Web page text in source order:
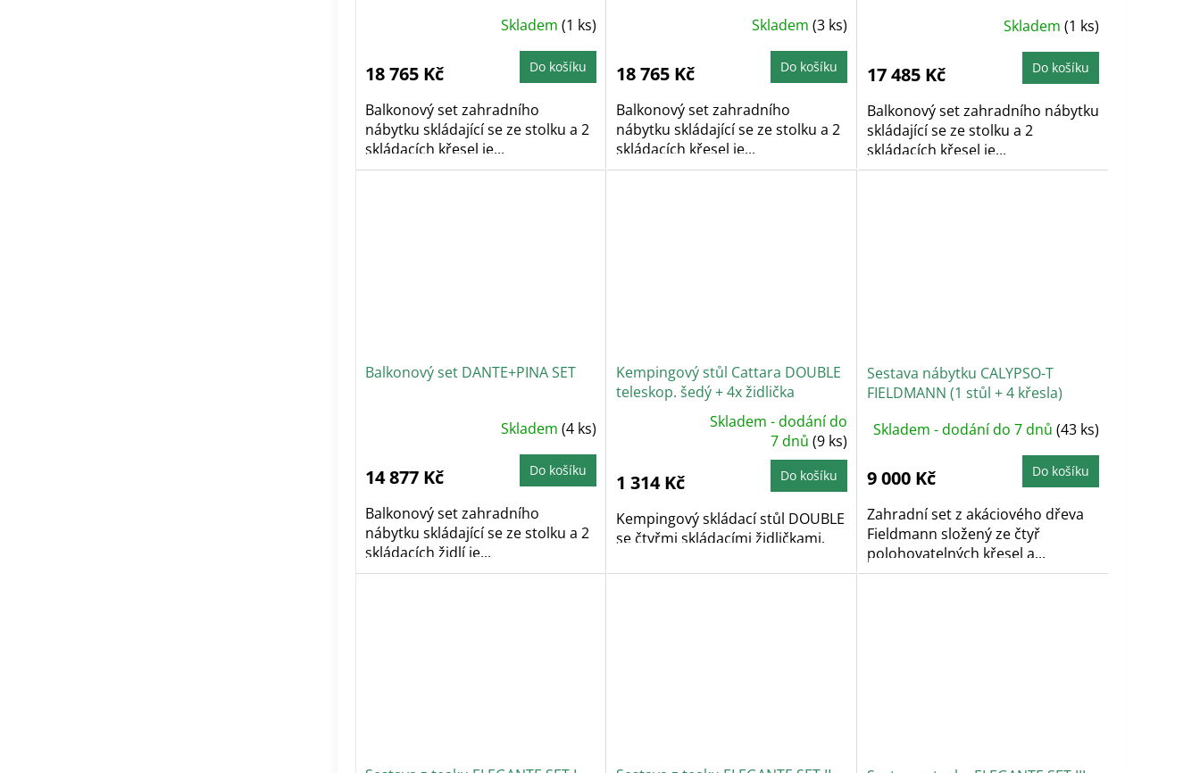
Skladem (1 ks)
18 765 Kč Do košíku
Balkonový set zahradního
nábytku skládající se ze stolku a 2
skládacích křesel je...
Skladem (3 ks)
18 765 Kč Do košíku
Balkonový set zahradního
nábytku skládající se ze stolku a 2
skládacích křesel je...
Skladem (1 ks)
17 485 Kč Do košíku
Balkonový set zahradního nábytku
skládající se ze stolku a 2
skládacích křesel je...
Balkonový set DANTE+PINA SET
Skladem (4 ks)
14 877 Kč Do košíku
Balkonový set zahradního
nábytku skládající se ze stolku a 2
skládacích židlí je...
Kempingový stůl Cattara DOUBLE
teleskop. šedý + 4x židlička
5,0
z
5
Skladem - dodání do
7 dnů(9 ks)
1 314 Kč Do košíku
Kempingový skládací stůl DOUBLE
se čtyřmi skládacími židličkami.
Sestava nábytku CALYPSO-T
FIELDMANN (1 stůl + 4 křesla)
Skladem - dodání do 7 dnů (43 ks)
9 000 Kč Do košíku
Zahradní set z akáciového dřeva
Fieldmann složený ze čtyř
polohovatelných křesel a...